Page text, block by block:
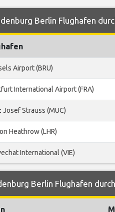
Berlin Flughafen
Airport (BRU)
International Airport (FRA)
Josef Strauss (MUC)
Heathrow (LHR)
International (VIE)
Berlin Flughafen